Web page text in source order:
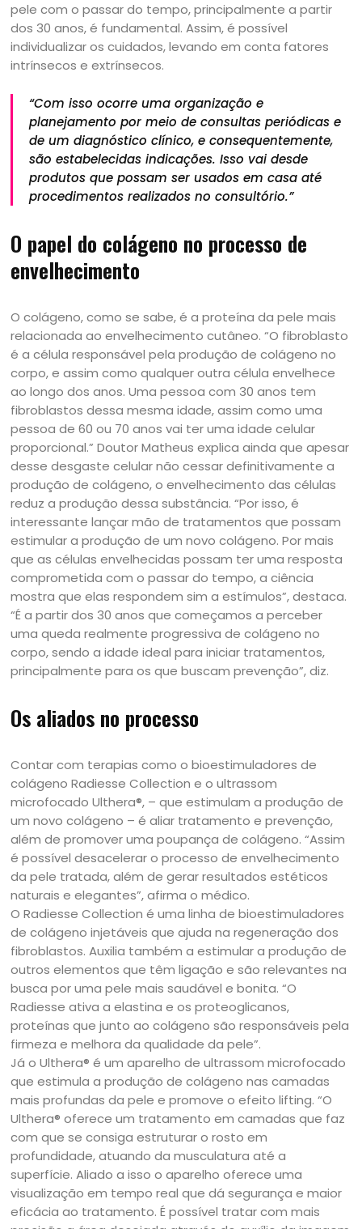
pele com o passar do tempo, principalmente a partir
dos 30 anos, é fundamental. Assim, é possível
individualizar os cuidados, levando em conta fatores
intrínsecos e extrínsecos.
“Com isso ocorre uma organização e
planejamento por meio de consultas periódicas e
de um diagnóstico clínico, e consequentemente,
são estabelecidas indicações. Isso vai desde
produtos que possam ser usados em casa até
procedimentos realizados no consultório.”
O papel do colágeno no processo de
envelhecimento
O colágeno, como se sabe, é a proteína da pele mais
relacionada ao envelhecimento cutâneo. “O fibroblasto
é a célula responsável pela produção de colágeno no
corpo, e assim como qualquer outra célula envelhece
ao longo dos anos. Uma pessoa com 30 anos tem
fibroblastos dessa mesma idade, assim como uma
pessoa de 60 ou 70 anos vai ter uma idade celular
proporcional.” Doutor Matheus explica ainda que apesar
desse desgaste celular não cessar definitivamente a
produção de colágeno, o envelhecimento das células
reduz a produção dessa substância. “Por isso, é
interessante lançar mão de tratamentos que possam
estimular a produção de um novo colágeno. Por mais
que as células envelhecidas possam ter uma resposta
comprometida com o passar do tempo, a ciência
mostra que elas respondem sim a estímulos”, destaca.
“É a partir dos 30 anos que começamos a perceber
uma queda realmente progressiva de colágeno no
corpo, sendo a idade ideal para iniciar tratamentos,
principalmente para os que buscam prevenção”, diz.
Os aliados no processo
Contar com terapias como o bioestimuladores de
colágeno Radiesse Collection e o ultrassom
microfocado Ulthera®, – que estimulam a produção de
um novo colágeno – é aliar tratamento e prevenção,
além de promover uma poupança de colágeno. “Assim
é possível desacelerar o processo de envelhecimento
da pele tratada, além de gerar resultados estéticos
naturais e elegantes”, afirma o médico.
O Radiesse Collection é uma linha de bioestimuladores
de colágeno injetáveis que ajuda na regeneração dos
fibroblastos. Auxilia também a estimular a produção de
outros elementos que têm ligação e são relevantes na
busca por uma pele mais saudável e bonita. “O
Radiesse ativa a elastina e os proteoglicanos,
proteínas que junto ao colágeno são responsáveis pela
firmeza e melhora da qualidade da pele”.
Já o Ulthera® é um aparelho de ultrassom microfocado
que estimula a produção de colágeno nas camadas
mais profundas da pele e promove o efeito lifting. “O
Ulthera® oferece um tratamento em camadas que faz
com que se consiga estruturar o rosto em
profundidade, atuando da musculatura até a
superfície. Aliado a isso o aparelho oferece uma
visualização em tempo real que dá segurança e maior
eficácia ao tratamento. É possível tratar com mais